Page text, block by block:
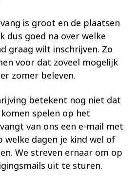
is groot en de plaatsen
dus goed na over welke
graag wilt inschrijven. Zo
voor dat zoveel mogelijk
zomer beleven.
betekent nog niet dat
spelen op het
van ons een e-mail met
welke dagen je kind wel of
We streven ernaar om op
uit te sturen.